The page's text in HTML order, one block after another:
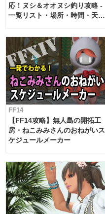
応！ヌシ＆オオヌシ釣り攻略 -
一覧リスト・場所・時間・天
FF14
【FF14攻略】無人島の開拓工
房・ねこみみさんのおねがいス
ケジュールメーカー